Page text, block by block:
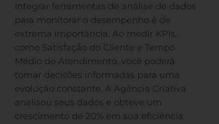
Integrar ferramentas de análise de dados
para monitorar o desempenho é de
extrema importância. Ao medir KPIs,
como Satisfação do Cliente e Tempo
Médio de Atendimento, você poderá
tomar decisões informadas para uma
evolução constante. A Agência Criativa
analisou seus dados e obteve um
crescimento de 20% em sua eficiência